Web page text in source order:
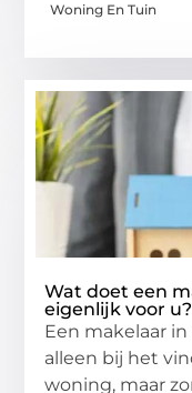
Woning En Tuin
Wat doet een
eigenlijk voor u?
Een makelaar
alleen bij het
woning, maar